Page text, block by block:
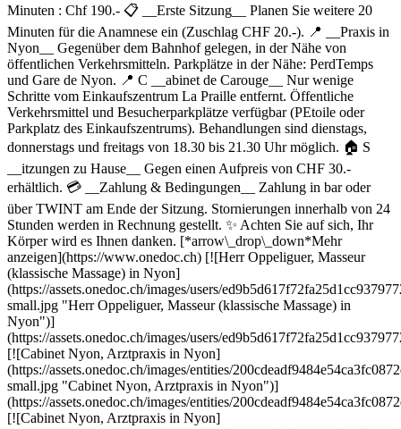
Minuten : Chf 190.- 📋 __Erste Sitzung__ Planen Sie weitere 20
Minuten für die Anamnese ein (Zuschlag CHF 20.-). 📍 __Praxis in
Nyon__ Gegenüber dem Bahnhof gelegen, in der Nähe von
öffentlichen Verkehrsmitteln. Parkplätze in der Nähe: PerdTemps
und Gare de Nyon. 📍 C __abinet de Carouge__ Nur wenige
Schritte vom Einkaufszentrum La Praille entfernt. Öffentliche
Verkehrsmittel und Besucherparkplätze verfügbar (PEtoile oder
Parkplatz des Einkaufszentrums). Behandlungen sind dienstags,
donnerstags und freitags von 18.30 bis 21.30 Uhr möglich. 🏠 S
__itzungen zu Hause__ Gegen einen Aufpreis von CHF 30.-
erhältlich. 💳 __Zahlung & Bedingungen__ Zahlung in bar oder
über TWINT am Ende der Sitzung. Stornierungen innerhalb von 24
Stunden werden in Rechnung gestellt. ✨ Achten Sie auf sich, Ihr
Körper wird es Ihnen danken. [*arrow\_drop\_down*Mehr
anzeigen](https://www.onedoc.ch) [![Herr Oppeliguer, Masseur
(klassische Massage) in Nyon]
(https://assets.onedoc.ch/images/users/
small.jpg "Herr Oppeliguer, Masseur (klassische Massage) in
Nyon")]
(https://assets.onedoc.ch/images/users/
[![Cabinet Nyon, Arztpraxis in Nyon]
(https://assets.onedoc.ch/images/entities/
small.jpg "Cabinet Nyon, Arztpraxis in Nyon")]
(https://assets.onedoc.ch/images/entities/
[![Cabinet Nyon, Arztpraxis in Nyon]